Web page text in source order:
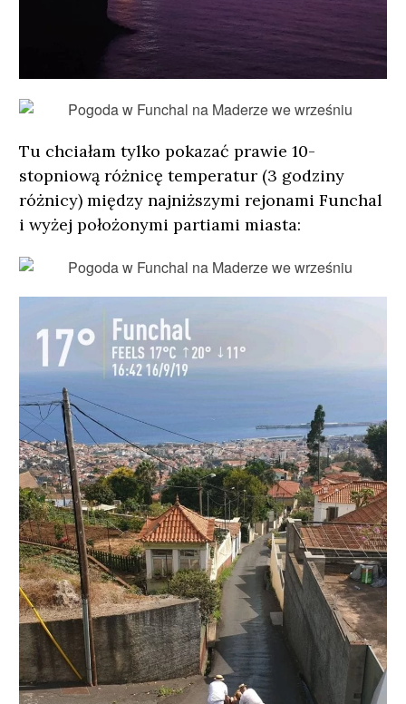
Tu chciałam tylko pokazać prawie 10-
stopniową różnicę temperatur (3 godziny
różnicy) między najniższymi rejonami Funchal
i wyżej położonymi partiami miasta: